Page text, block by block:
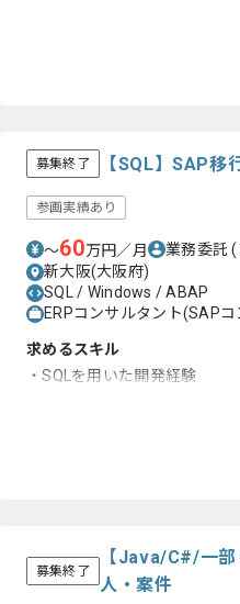
募集終了 【SQL】SAP移
参画実績あり
〜60万円／月 業務委託(
新大阪(大阪府)
SQL / Windows / ABAP
ERPコンサルタント(SAP
求めるスキル
・SQLを用いた開発経験
募集終了
【Java/C#/一部
人・案件